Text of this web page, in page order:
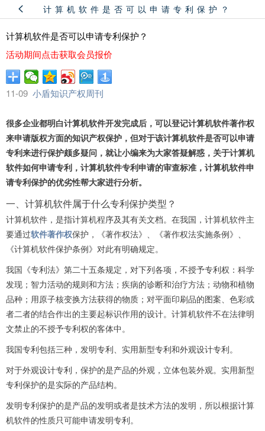
计算机软件是否可以申请专利保护？
计算机软件是否可以申请专利保护？
活动期间点击获取会员报价
11-09 小盾知识产权周刊
很多企业都明白计算机软件开发完成后，可以登记计算机软件著作权
来申请版权方面的知识产权保护，但对于该计算机软件是否可以申请
专利来进行保护颇多疑问，就让小编来为大家答疑解惑，关于计算机
软件如何申请专利，计算机软件专利申请的审查标准，计算机软件申
请专利保护的优劣性帮大家进行分析。
一、计算机软件属于什么专利保护类型？
计算机软件，是指计算机程序及其有关文档。在我国，计算机软件主
要通过软件著作权保护，《著作权法》、《著作权法实施条例》、
《计算机软件保护条例》对此有明确规定。
我国《专利法》第二十五条规定，对下列各项，不授予专利权：科学
发现；智力活动的规则和方法；疾病的诊断和治疗方法；动物和植物
品种；用原子核变换方法获得的物质；对平面印刷品的图案、色彩或
者二者的结合作出的主要起标识作用的设计。计算机软件不在法律明
文禁止的不授予专利权的客体中。
我国专利包括三种，发明专利、实用新型专利和外观设计专利。
对于外观设计专利，保护的是产品的外观，立体包装外观。实用新型
专利保护的是实际的产品结构。
发明专利保护的是产品的发明或者是技术方法的发明，所以根据计算
机软件的性质只可能申请发明专利。